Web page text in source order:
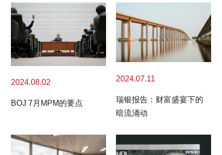
2024.08.02
BOJ 7月MPM的要点
2024.07.11
瑞银报告：财富盛宴下的
暗流涌动